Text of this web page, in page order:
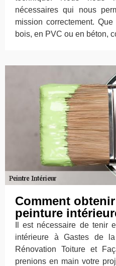
nécessaires qui nous
mission correctement.
bois, en PVC ou en béton,
Comment
peinture
Il est nécessaire de tenir
intérieure à Gastes de
Rénovation Toiture et
prenions en main votre